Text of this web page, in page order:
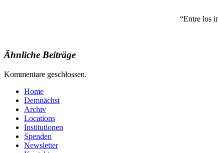
“Entre los
Ähnliche Beiträge
Kommentare geschlossen.
Home
Demnächst
Archiv
Locations
Institutionen
Spenden
Newsletter